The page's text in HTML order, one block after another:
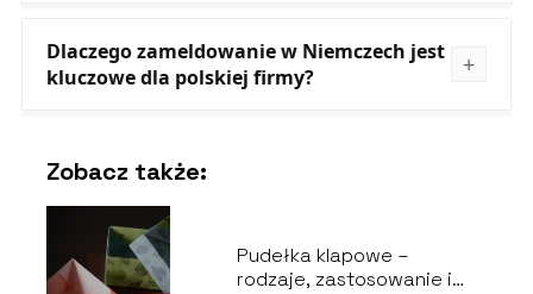
Dlaczego zameldowanie w Niemczech jest
kluczowe dla polskiej firmy?
Zobacz także:
Pudełka klapowe –
rodzaje, zastosowanie i